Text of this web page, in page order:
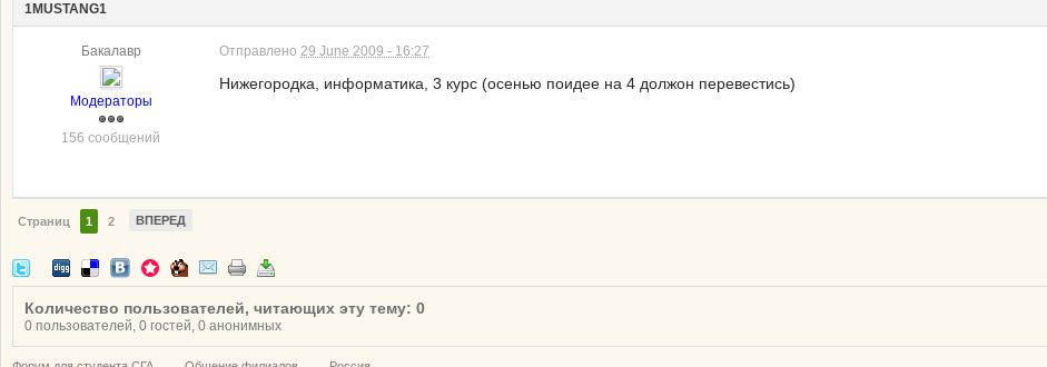
1MUSTANG1
Бакалавр
Модераторы
156 сообщений
Отправлено 29 June 2009 - 16:27
Нижегородка, информатика, 3 курс (осенью поидее на 4 должон перевестись)
Страниц 1 2 ВПЕРЕД
Количество пользователей, читающих эту тему: 0
0 пользователей, 0 гостей, 0 анонимных